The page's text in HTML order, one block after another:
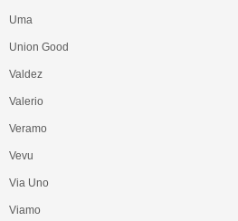
Uma
Union Good
Valdez
Valerio
Veramo
Vevu
Via Uno
Viamo